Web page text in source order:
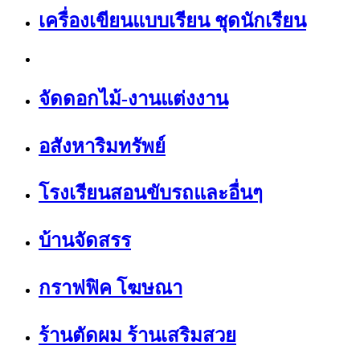
เครื่องเขียนแบบเรียน ชุดนักเรียน
จัดดอกไม้-งานแต่งงาน
อสังหาริมทรัพย์
โรงเรียนสอนขับรถและอื่นๆ
บ้านจัดสรร
กราฟฟิค โฆษณา
ร้านตัดผม ร้านเสริมสวย